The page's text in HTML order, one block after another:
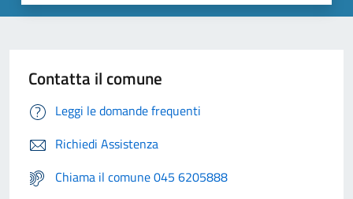
Contatta il comune
Leggi le domande frequenti
Richiedi Assistenza
Chiama il comune 045 6205888